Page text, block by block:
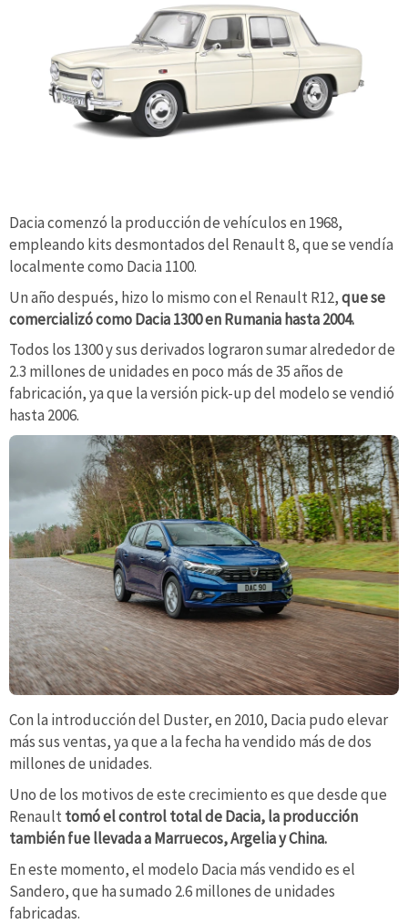
Dacia comenzó la producción de vehículos en 1968,
empleando kits desmontados del Renault 8, que se vendía
localmente como Dacia 1100.
Un año después, hizo lo mismo con el Renault R12,que se
comercializó como Dacia 1300 en Rumania hasta 2004.
Todos los 1300 y sus derivados lograron sumar alrededor de
2.3 millones de unidades en poco más de 35 años de
fabricación, ya que la versión pick-up del modelo se vendió
hasta 2006.
Con la introducción del Duster, en 2010, Dacia pudo elevar
más sus ventas, ya que a la fecha ha vendido más de dos
millones de unidades.
Uno de los motivos de este crecimiento es que desde que
Renault tomó el control total de Dacia, la producción
también fue llevada a Marruecos, Argelia y China.
En este momento, el modelo Dacia más vendido es el
Sandero, que ha sumado 2.6 millones de unidades
fabricadas.